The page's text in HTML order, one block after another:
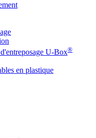
U-Box®
en plastique